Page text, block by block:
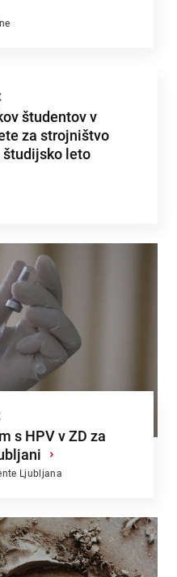
študentov v
za strojništvo
študijsko leto
s HPV v ZD za
›
Ljubljana